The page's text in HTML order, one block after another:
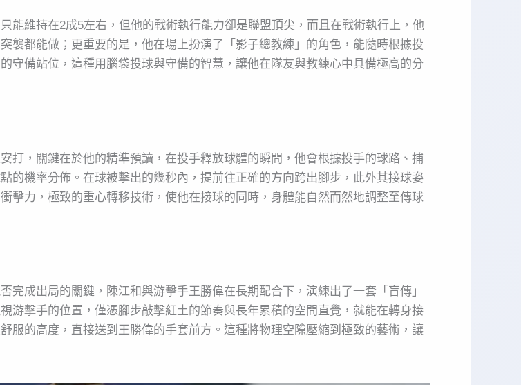
能維持在2成5左右，但他的戰術執行能力卻是聯盟頂尖，而且在戰術執行上，他
襲都能做；更重要的是，他在場上扮演了「影子總教練」的角色，能隨時根據投
守備站位，這種用腦袋投球與守備的智慧，讓他在隊友與教練心中具備極高的分
打，關鍵在於他的精準預讀，在投手釋放球體的瞬間，他會根據投手的球路、捕
的機率分佈。在球被擊出的幾秒內，提前往正確的方向跨出腳步，此外其接球姿
擊力，極致的重心轉移技術，使他在接球的同時，身體能自然而然地調整至傳球
成出局的關鍵，陳江和與游擊手王勝偉在長期配合下，演練出了一套「盲傳」
游擊手的位置，僅憑腳步敲擊紅土的節奏與長年累積的空間直覺，就能在轉身接
服的高度，直接送到王勝偉的手套前方。這種將物理空隙壓縮到極致的藝術，讓